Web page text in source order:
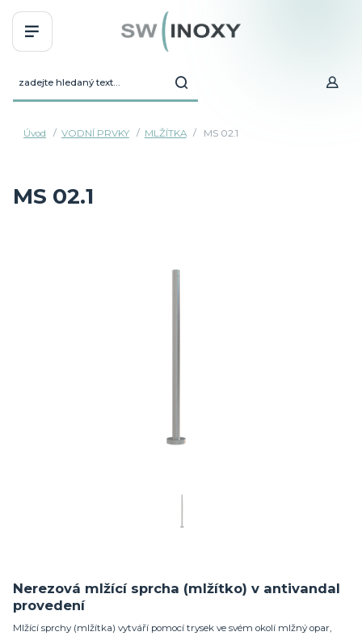
Úvod VODNÍ PRVKY MLŽÍTKA MS 02.1
MS 02.1
Nerezová mlžící sprcha (mlžítko) v antivandal
provedení
Mlžící sprchy (mlžítka) vytváří pomocí trysek ve svém okolí mlžný opar,